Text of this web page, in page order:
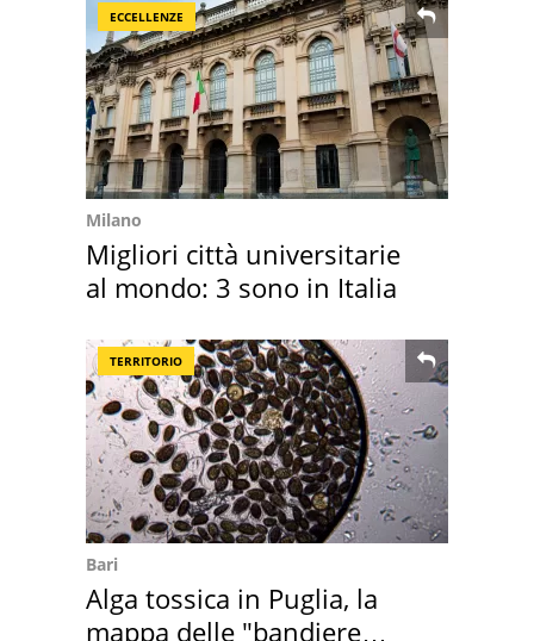
ECCELLENZE
Milano
Migliori città universitarie
al mondo: 3 sono in Italia
TERRITORIO
Bari
Alga tossica in Puglia, la
mappa delle "bandiere